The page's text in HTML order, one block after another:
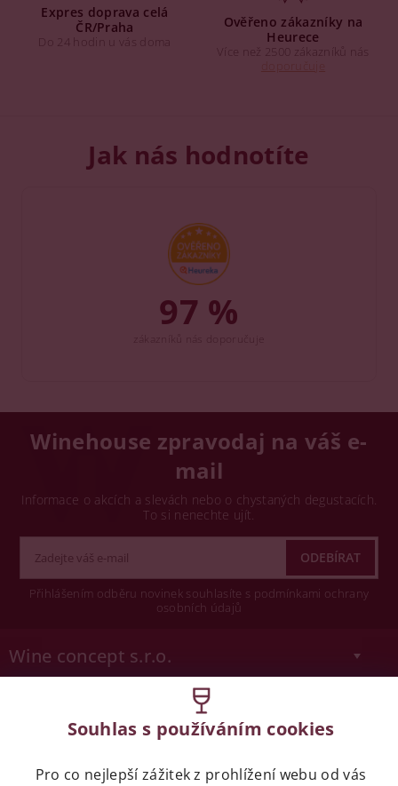
Expres doprava celá
ČR/Praha
Do 24 hodin u vás doma
Ověřeno zákazníky na
Heurece
Více než 2500 zákazníků nás
Jak nás hodnotíte
97 %
Winehouse zpravodaj na váš e-
mail
Informace o akcích a slevách nebo o chystaných degustacích.
To si nenechte ujít.
Přihlášením odběru novinek souhlasíte s podmínkami ochrany
osobních údajů
Wine concept s.r.o.
Zákaz prodeje alkoholických nápojů osobám
Souhlas s používáním cookies
Pro co nejlepší zážitek z prohlížení webu od vás